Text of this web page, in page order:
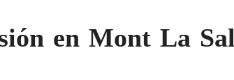
en Mont La